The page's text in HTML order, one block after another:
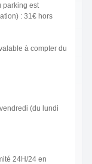
parking est
: 31€ hors
à compter du
(du lundi
24H/24 en